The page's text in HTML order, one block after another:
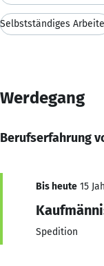
Selbstständiges
Werdegang
Berufserfahrung
Bis heute 15
Spedition